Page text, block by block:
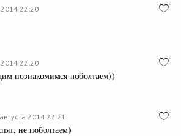
2014 22:20
2014 22:20
познакомимся поболтаем))
2014 22:21
не поболтаем)